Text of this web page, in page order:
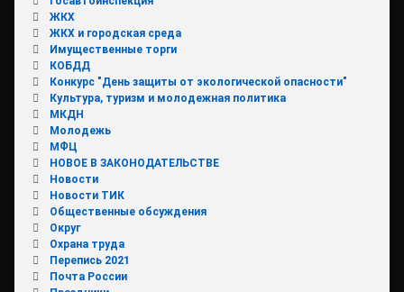
ЖКХ
ЖКХ и городская среда
Имущественные торги
КОБДД
Конкурс "День защиты от экологической опасности"
Культура, туризм и молодежная политика
МКДН
Молодежь
МФЦ
НОВОЕ В ЗАКОНОДАТЕЛЬСТВЕ
Новости
Новости ТИК
Общественные обсуждения
Округ
Охрана труда
Перепись 2021
Почта России